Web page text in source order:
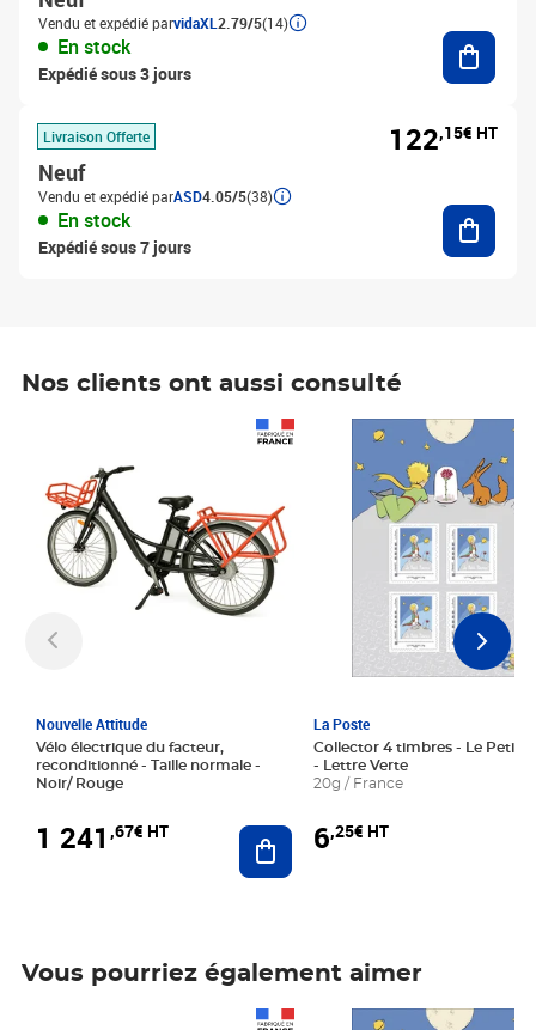
Vendu et expédié parvidaXL 2.79/5(14)
En stock
Expédié sous 3 jours
Livraison Offerte
Neuf
Vendu et expédié parASD4.05/5(38)
En stock
Expédié sous 7 jours
122,15€ HT
Nos clients ont aussi consulté
Nouvelle Attitude
Vélo électrique du facteur,
reconditionné - Taille normale -
Noir/ Rouge
1 241 ,67€ HT Ajouter au panier
La Poste
Collector 4 timbres - Le Petit
- Lettre Verte
20g / France
6,25€ HT
Prix 6,25€ HT
Vous pourriez également aimer
Prix 6,25€ HT